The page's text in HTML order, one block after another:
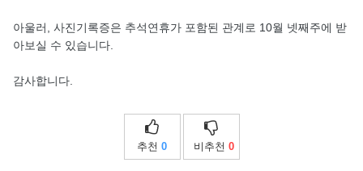
아울러, 사진기록증은 추석연휴가 포함된 관계로 10월 넷째주에 받
아보실 수 있습니다.
감사합니다.
추천 0 비추천 0